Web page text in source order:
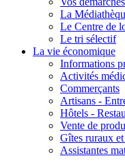
La
Le Centre de
Le tri sélectif
La vie économique
Informations
Activités
Commerçants
Artisans -
Hôtels -
Vente de
Gîtes ruraux
Assistantes